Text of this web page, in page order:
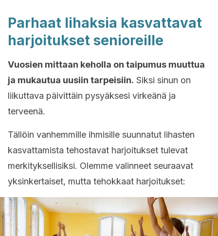
Parhaat lihaksia kasvattavat
harjoitukset senioreille
Vuosien mittaan keholla on taipumus muuttua
ja mukautua uusiin tarpeisiin. Siksi sinun on
liikuttava päivittäin pysyäksesi virkeänä ja
terveenä.
Tällöin vanhemmille ihmisille suunnatut lihasten
kasvattamista tehostavat harjoitukset tulevat
merkityksellisiksi. Olemme valinneet seuraavat
yksinkertaiset, mutta tehokkaat harjoitukset: